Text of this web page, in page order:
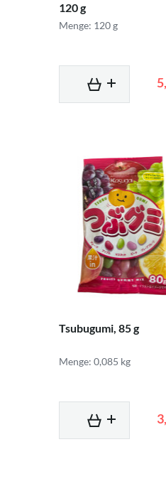
120 g
Menge: 120 g
Tsubugumi, 85 g
Menge: 0,085 kg